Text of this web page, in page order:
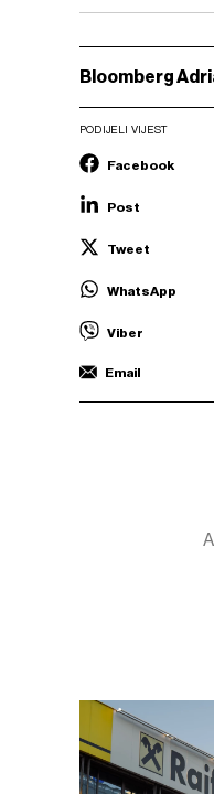
Bloomberg
PODIJELI VIJEST
Facebook
Post
Tweet
WhatsApp
Viber
Email